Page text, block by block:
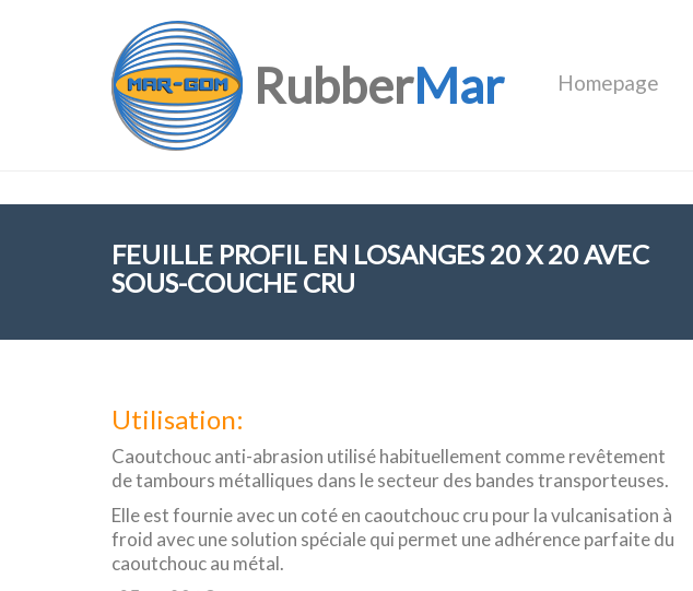
RubberMar Homepage
FEUILLE PROFIL EN LOSANGES 20 X 20 AVEC
SOUS-COUCHE CRU
Utilisation:
Caoutchouc anti-abrasion utilisé habituellement comme revêtement
de tambours métalliques dans le secteur des bandes transporteuses.
Elle est fournie avec un coté en caoutchouc cru pour la vulcanisation à
froid avec une solution spéciale qui permet une adhérence parfaite du
caoutchouc au métal.